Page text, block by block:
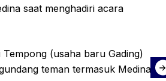
saat menghadiri acara
(usaha baru Gading)
teman termasuk Medina.